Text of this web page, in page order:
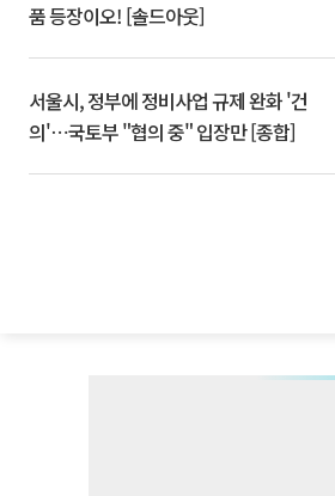
품 등장이오! [솔드아웃]
서울시, 정부에 정비사업 규제 완화 '건
의'⋯국토부 "협의 중" 입장만 [종합]